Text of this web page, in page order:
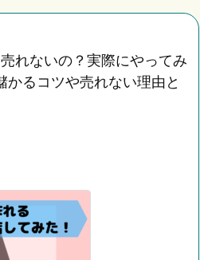
売れないの？実際にやってみ
るコツや売れない理由と